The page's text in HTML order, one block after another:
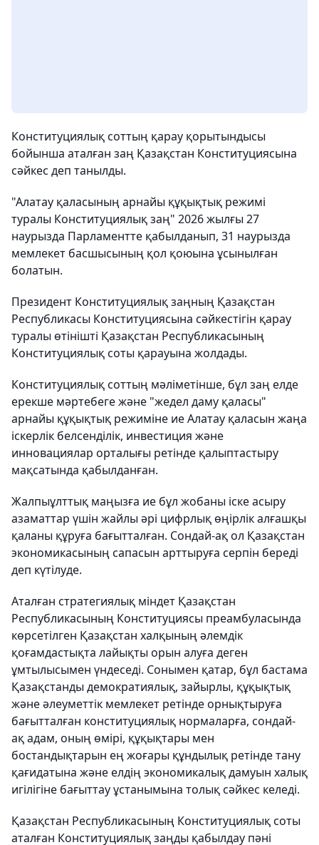
Конституциялық соттың қарау қорытындысы
бойынша аталған заң Қазақстан Конституциясына
сәйкес деп танылды.
"Алатау қаласының арнайы құқықтық режимі
туралы Конституциялық заң" 2026 жылғы 27
наурызда Парламентте қабылданып, 31 наурызда
мемлекет басшысының қол қоюына ұсынылған
болатын.
Президент Конституциялық заңның Қазақстан
Республикасы Конституциясына сәйкестігін қарау
туралы өтінішті Қазақстан Республикасының
Конституциялық соты қарауына жолдады.
Конституциялық соттың мәліметінше, бұл заң елде
ерекше мәртебеге және "жедел даму қаласы"
арнайы құқықтық режиміне ие Алатау қаласын жаңа
іскерлік белсенділік, инвестиция және
инновациялар орталығы ретінде қалыптастыру
мақсатында қабылданған.
Жалпыұлттық маңызға ие бұл жобаны іске асыру
азаматтар үшін жайлы әрі цифрлық өңірлік алғашқы
қаланы құруға бағытталған. Сондай-ақ ол Қазақстан
экономикасының сапасын арттыруға серпін береді
деп күтілуде.
Аталған стратегиялық міндет Қазақстан
Республикасының Конституциясы преамбуласында
көрсетілген Қазақстан халқының әлемдік
қоғамдастықта лайықты орын алуға деген
ұмтылысымен үндеседі. Сонымен қатар, бұл бастама
Қазақстанды демократиялық, зайырлы, құқықтық
және әлеуметтік мемлекет ретінде орнықтыруға
бағытталған конституциялық нормаларға, сондай-
ақ адам, оның өмірі, құқықтары мен
бостандықтарын ең жоғары құндылық ретінде тану
қағидатына және елдің экономикалық дамуын халық
игілігіне бағыттау ұстанымына толық сәйкес келеді.
Қазақстан Республикасының Конституциялық соты
аталған Конституциялық заңды қабылдау пәні